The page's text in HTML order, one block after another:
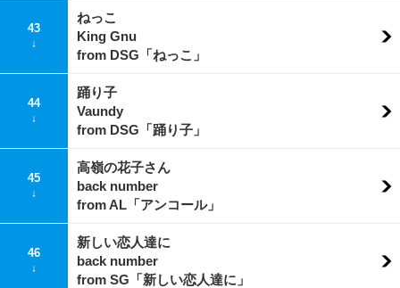
43
↓
ねっこ
King Gnu
from DSG「ねっこ」
44
↓
踊り子
Vaundy
from DSG「踊り子」
45
↓
高嶺の花子さん
back number
from AL「アンコール」
46
↓
新しい恋人達に
back number
from SG「新しい恋人達に」